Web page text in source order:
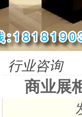
行业咨询
商业展